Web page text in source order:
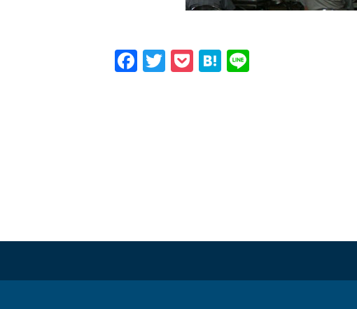
Facebook
Twitter
PocketHatena